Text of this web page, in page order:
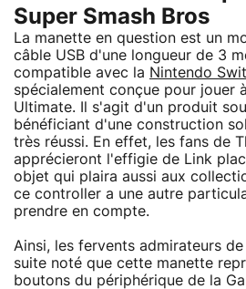
Super Smash Bros
La manette en question est un
câble USB d'une longueur de 3
compatible avec la Nintendo
spécialement conçue pour jouer
Ultimate. Il s'agit d'un produit
bénéficiant d'une construction
très réussi. En effet, les fans de
apprécieront l'effigie de Link
objet qui plaira aussi aux
ce controller a une autre
prendre en compte.
Ainsi, les fervents admirateurs
suite noté que cette manette
boutons du périphérique de la